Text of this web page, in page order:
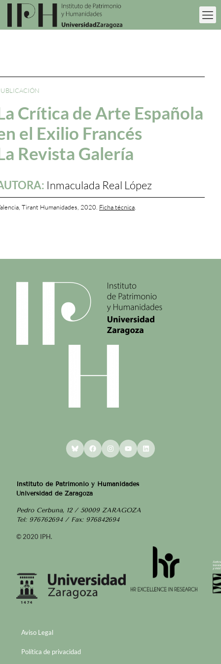
Crítica de Arte Española
el Exilio Francés
Revista Galería
Inmaculada Real López
Tirant Humanidades, 2020. Ficha técnica
BlueskyFacebookInstagram
YouTubeLinkedIn
Instituto de Patrimonio y Humanidades
Universidad de Zaragoza
Pedro Cerbuna, 12 / 50009 ZARAGOZA
Tel: 976762694 / Fax: 976842694
© 2020 IPH.
Aviso Legal
Política de privacidad